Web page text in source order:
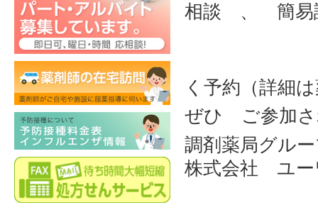
相談 、 簡易
く予約（詳細
ぜひ ご参加さ
調剤薬局グル
株式会社 ユー